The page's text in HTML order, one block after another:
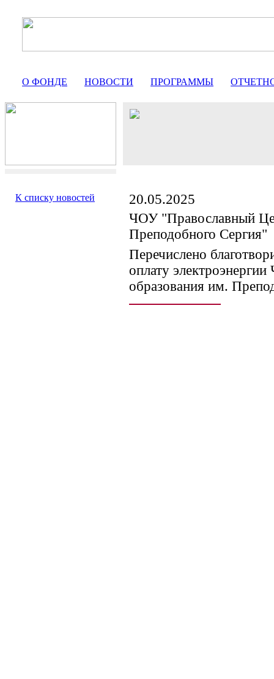
О ФОНДЕ НОВОСТИ ПРОГРАММЫ
К списку новостей
20.05.2025
ЧОУ "Православный
Преподобного Сергия"
Перечислено
оплату
образования им.